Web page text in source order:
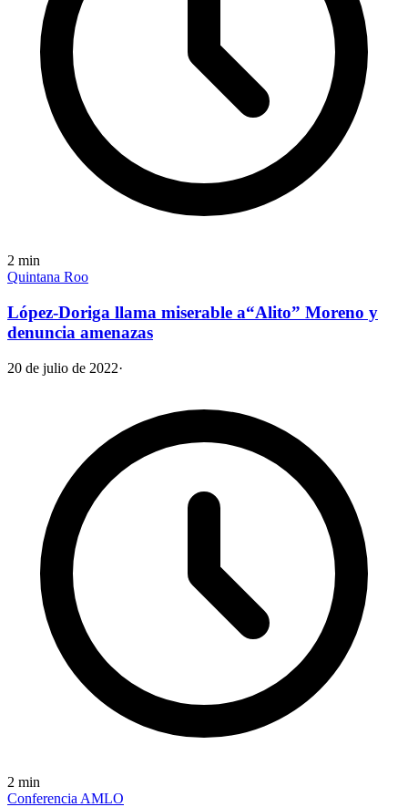
2 min
Quintana Roo
López-Doriga llama miserable a“Alito” Moreno y
denuncia amenazas
20 de julio de 2022·
2 min
Conferencia AMLO